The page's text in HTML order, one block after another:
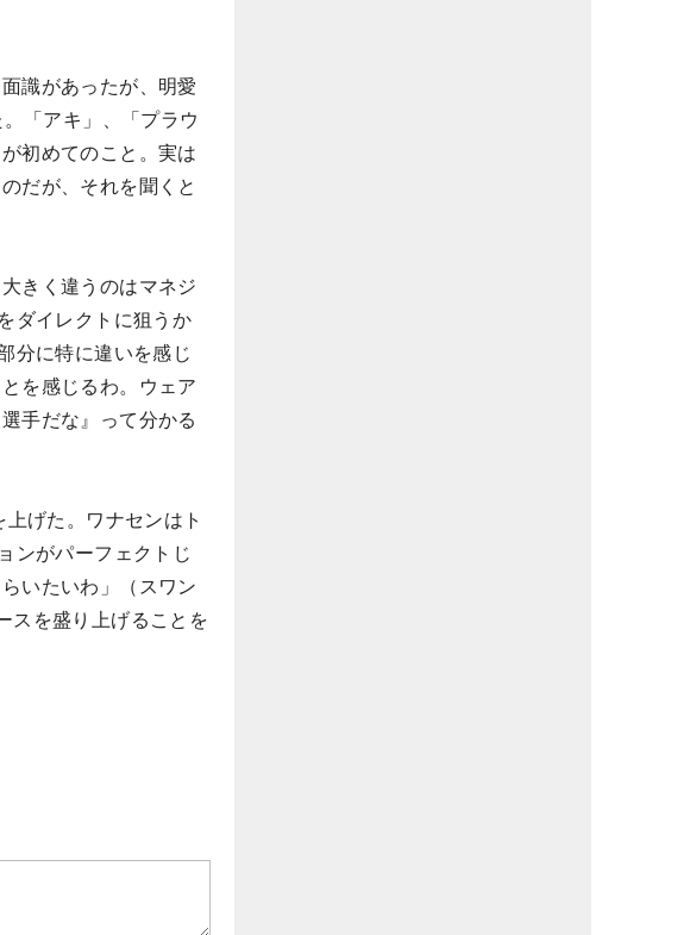
識があったが、明愛
「アキ」、「プラウ
初めてのこと。実は
だが、それを聞くと
きく違うのはマネジ
ダイレクトに狙うか
分に特に違いを感じ
を感じるわ。ウェア
手だな』って分かる
げた。ワナセンはト
ンがパーフェクトじ
いたいわ」（スワン
スを盛り上げることを